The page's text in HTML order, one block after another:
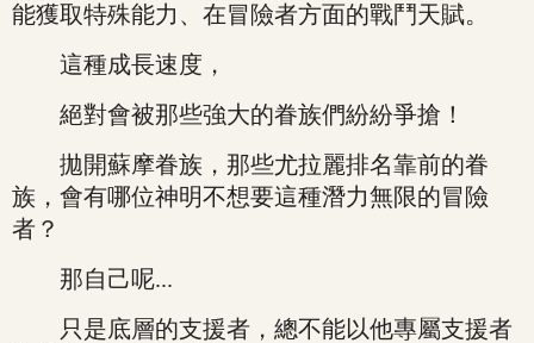
能獲取特殊能力、在冒險者方面的戰鬥天賦。
這種成長速度，
絕對會被那些強大的眷族們紛紛爭搶！
拋開蘇摩眷族，那些尤拉麗排名靠前的眷
族，會有哪位神明不想要這種潛力無限的冒險
者？
那自己呢...
只是底層的支援者，總不能以他專屬支援者